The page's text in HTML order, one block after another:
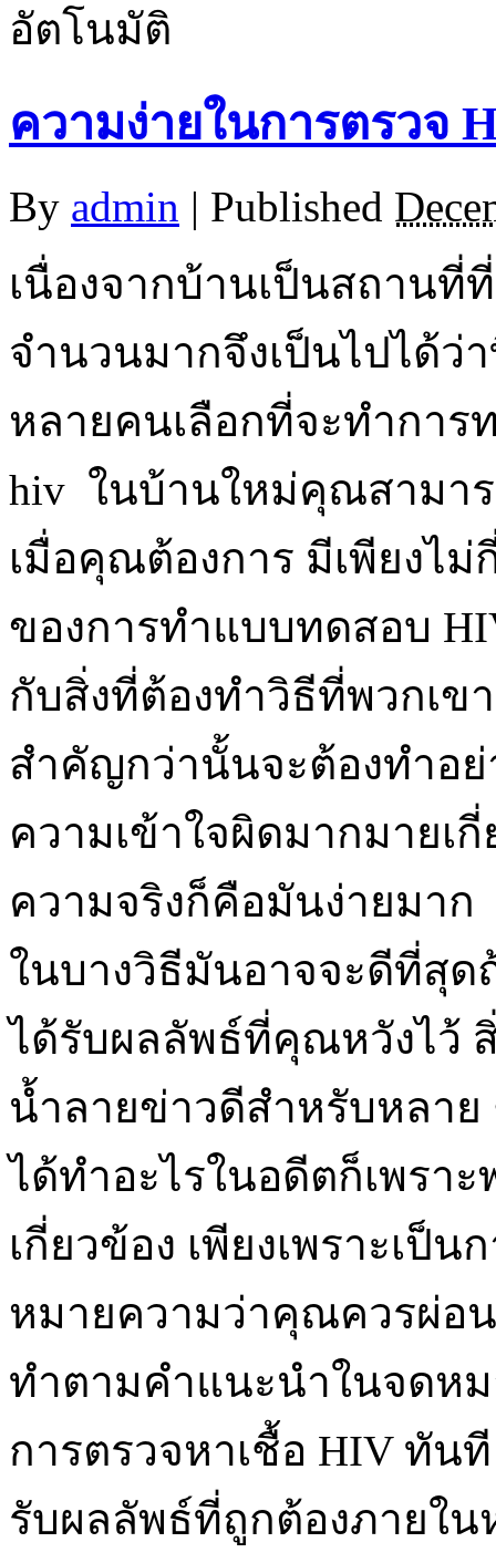
อัตโนมัติ
ความง่ายในการตรวจ
By admin | Published
เนื่องจากบ้านเป็นสถาน
จำนวนมากจึงเป็นไปได้ว่
หลายคนเลือกที่จะทำการ
hiv ในบ้านใหม่คุณสามา
เมื่อคุณต้องการ มีเพียงไ
ของการทำแบบทดสอบ
กับสิ่งที่ต้องทำวิธีที่พวกเ
สำคัญกว่านั้นจะต้องทำอ
ความเข้าใจผิดมากมายเ
ความจริงก็คือมันง่ายมา
ในบางวิธีมันอาจจะดีที่สุ
ได้รับผลลัพธ์ที่คุณหวังไว้
น้ำลายข่าวดีสำหรับหลาย
ได้ทำอะไรในอดีตก็เพรา
เกี่ยวข้อง เพียงเพราะเป็
หมายความว่าคุณควรผ่อ
ทำตามคำแนะนำในจดห
การตรวจหาเชื้อ HIV ทัน
รับผลลัพธ์ที่ถูกต้องภายใ